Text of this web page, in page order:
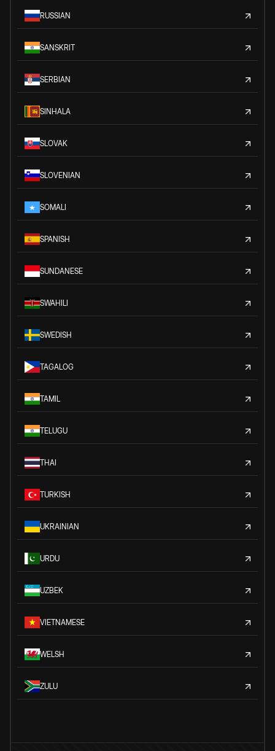
RUSSIAN
SANSKRIT
SERBIAN
SINHALA
SLOVAK
SLOVENIAN
SOMALI
SPANISH
SUNDANESE
SWAHILI
SWEDISH
TAGALOG
TAMIL
TELUGU
THAI
TURKISH
UKRAINIAN
URDU
UZBEK
VIETNAMESE
WELSH
ZULU